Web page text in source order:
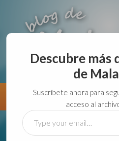
aunque lo haga de
Información
Descubre más
de
Suscríbete ahora para
acceso al
Type
your